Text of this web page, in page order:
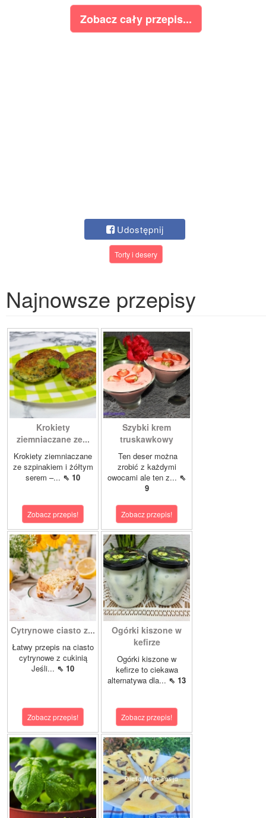
Zobacz cały przepis...
Udostępnij
Torty i desery
Najnowsze przepisy
Krokiety
ziemniaczane ze...
Krokiety ziemniaczane
ze szpinakiem i żółtym
serem –... ⇖ 10
Zobacz przepis!
Szybki krem
truskawkowy
Ten deser można
zrobić z każdymi
owocami ale ten z... ⇖
9
Zobacz przepis!
Cytrynowe ciasto z...
Łatwy przepis na ciasto
cytrynowe z cukinią
Jeśli... ⇖ 10
Zobacz przepis!
Ogórki kiszone w
kefirze
Ogórki kiszone w
kefirze to ciekawa
alternatywa dla... ⇖ 13
Zobacz przepis!